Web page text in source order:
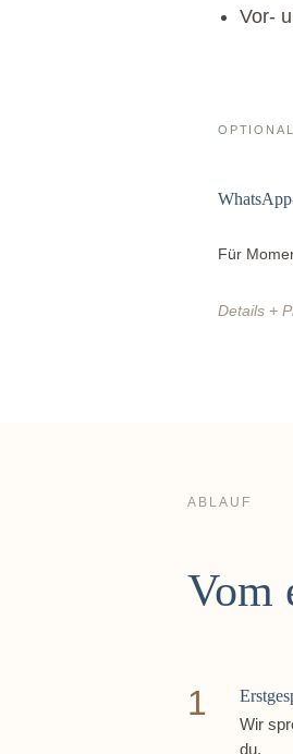
Vor-
Für
Details +
ABLAUF
Vom
1
Wir
du.